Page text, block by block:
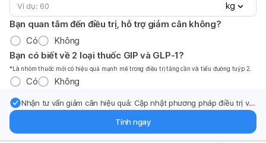
kg
Bạn quan tâm đến điều trị, hỗ trợ giảm cân không?
Có
Không
Bạn có biết về 2 loại thuốc GIP và GLP-1?
*Là nhóm thuốc mới có hiệu quả mạnh mẽ trong điều trị tăng cần và tiểu đường tuýp 2.
Có Không
Nhận tư vấn giảm cân hiệu quả: Cập nhật phương pháp điều trị và
Tính ngay